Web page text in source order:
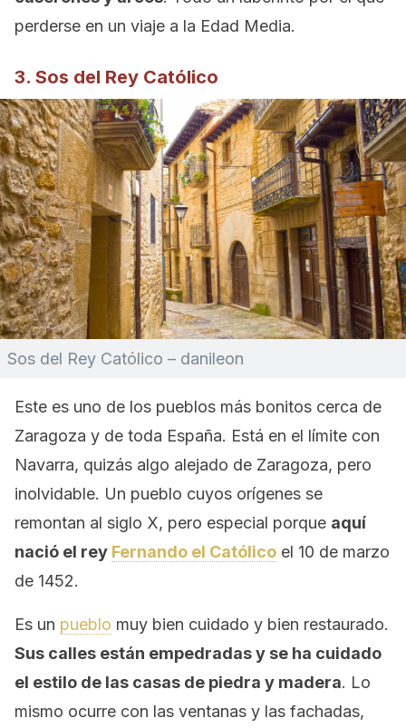
perderse en un viaje a la Edad Media.
3. Sos del Rey Católico
Sos del Rey Católico – danileon
Este es uno de los pueblos más bonitos cerca de
Zaragoza y de toda España. Está en el límite con
Navarra, quizás algo alejado de Zaragoza, pero
inolvidable. Un pueblo cuyos orígenes se
remontan al siglo X, pero especial porque aquí
nació el rey Fernando el Católico el 10 de marzo
de 1452.
Es un pueblo muy bien cuidado y bien restaurado.
Sus calles están empedradas y se ha cuidado
el estilo de las casas de piedra y madera. Lo
mismo ocurre con las ventanas y las fachadas,